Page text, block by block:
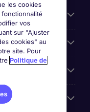
les cookies
vos
sur "Ajuster
cookies" au
site. Pour
Politique de